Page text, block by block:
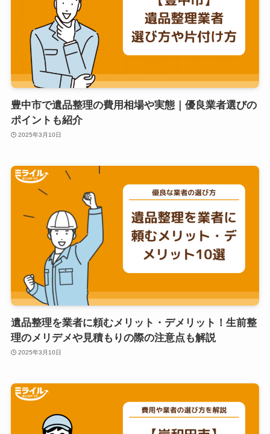
豊中市で遺品整理の費用相場や実態｜優良業者選びの
ポイントも紹介
2025年3月10日
遺品整理を業者に頼むメリット・デメリット！生前整
理のメリデメや見積もりの際の注意点も解説
2025年3月10日